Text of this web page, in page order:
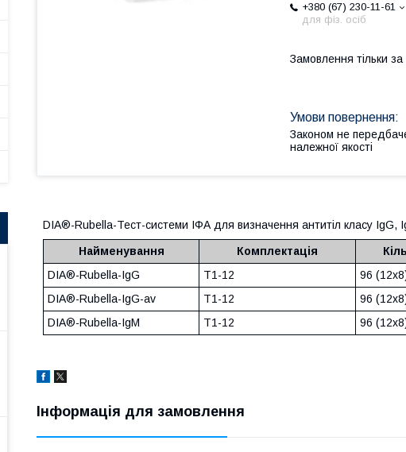
+380 (67) 230-11-61
для фіз. осіб
Замовлення тільки
Законом не
належної якості
DIA®-Rubella-Тест-системи ІФА для визначення антитіл класу IgG,
Найменування Комплектація
DIA®-Rubella-IgG
Т1-12 96
DIA®-Rubella-IgG-av
Т1-12 96
DIA®-Rubella-IgМ
Т1-12 96
Інформація для замовлення